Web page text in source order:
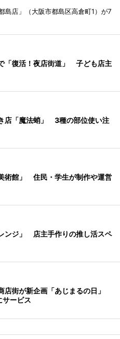
島店」（大阪市都島区高倉町1）が7
「復活！夜店街道」 子ども店主
店「魔法蛸」 3種の部位使い注
術館」 住民・学生が制作や運営
ンジ」 店主手作りの推し活スペ
店街が新企画「あじまるの日」
ービス